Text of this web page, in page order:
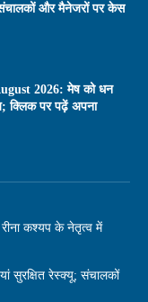
संचालकों और मैनेजरों पर केस
2026: मेष को धन
क्लिक पर पढ़ें अपना
रीना कश्यप के नेतृत्व में
सुरक्षित रेस्क्यू; संचालकों